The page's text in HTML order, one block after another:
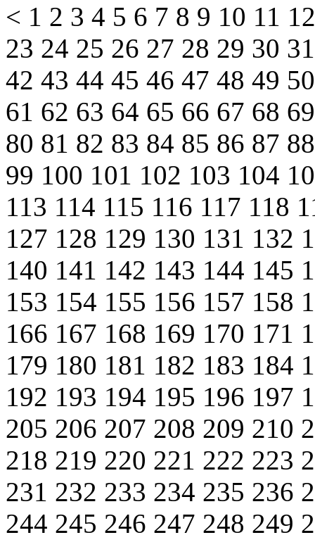
< 1 2 3 4 5 6 7 8 9 10 11
23 24 25 26 27 28 29 30
42 43 44 45 46 47 48 49
61 62 63 64 65 66 67 68
80 81 82 83 84 85 86 87
99 100 101 102 103 104
113 114 115 116 117 118
127 128 129 130 131 132
140 141 142 143 144 145
153 154 155 156 157 158
166 167 168 169 170 171
179 180 181 182 183 184
192 193 194 195 196 197
205 206 207 208 209 210
218 219 220 221 222 223
231 232 233 234 235 236
244 245 246 247 248 249